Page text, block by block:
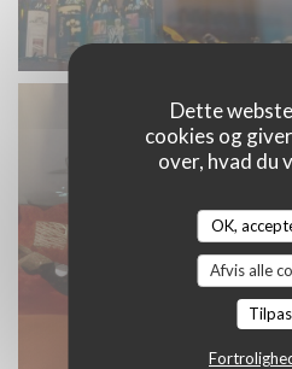
Dette
cookies og
over, hvad du
OK,
Afvis alle
Tilpas